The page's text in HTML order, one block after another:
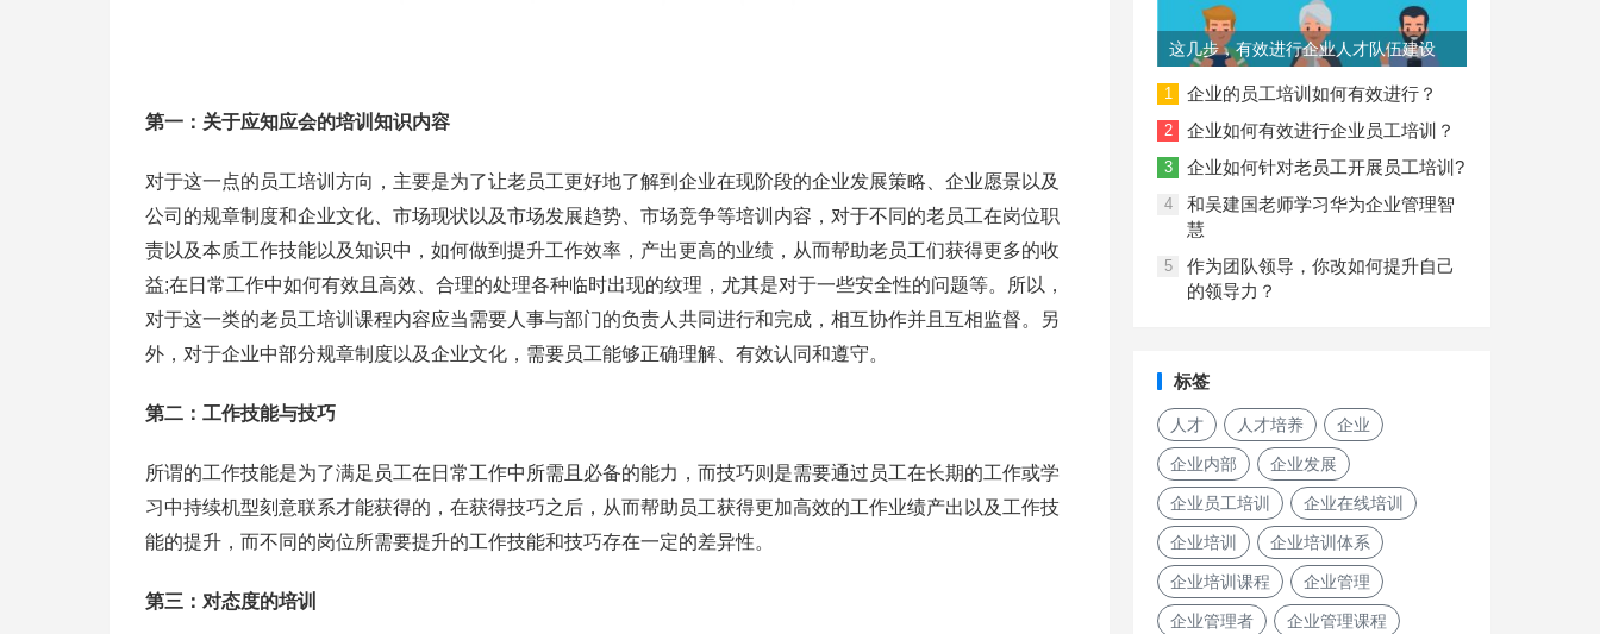
第一：关于应知应会的培训知识内容
对于这一点的员工培训方向，主要是为了让老员工更好地了解到企业在现阶段的企业发展策略、企业愿景以及
公司的规章制度和企业文化、市场现状以及市场发展趋势、市场竞争等培训内容，对于不同的老员工在岗位职
责以及本质工作技能以及知识中，如何做到提升工作效率，产出更高的业绩，从而帮助老员工们获得更多的收
益;在日常工作中如何有效且高效、合理的处理各种临时出现的纹理，尤其是对于一些安全性的问题等。所以，
对于这一类的老员工培训课程内容应当需要人事与部门的负责人共同进行和完成，相互协作并且互相监督。另
外，对于企业中部分规章制度以及企业文化，需要员工能够正确理解、有效认同和遵守。
第二：工作技能与技巧
所谓的工作技能是为了满足员工在日常工作中所需且必备的能力，而技巧则是需要通过员工在长期的工作或学
习中持续机型刻意联系才能获得的，在获得技巧之后，从而帮助员工获得更加高效的工作业绩产出以及工作技
能的提升，而不同的岗位所需要提升的工作技能和技巧存在一定的差异性。
第三：对态度的培训
这几步，有效进行企业人才队伍建设
1 企业的员工培训如何有效进行？
2 企业如何有效进行企业员工培训？
3 企业如何针对老员工开展员工培训?
4
和吴建国老师学习华为企业管理智
慧
5
作为团队领导，你改如何提升自己
的领导力？
标签
人才 人才培养 企业
企业内部 企业发展
企业员工培训 企业在线培训
企业培训 企业培训体系
企业培训课程 企业管理
企业管理者 企业管理课程